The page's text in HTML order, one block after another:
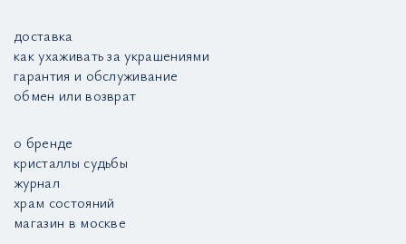
доставка
как ухаживать за украшениями
гарантия и обслуживание
обмен или возврат
о бренде
кристаллы судьбы
журнал
храм состояний
магазин в москве